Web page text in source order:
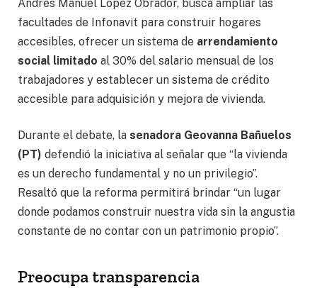
Andrés Manuel López Obrador, busca ampliar las
facultades de Infonavit para construir hogares
accesibles, ofrecer un sistema de arrendamiento
social limitado al 30% del salario mensual de los
trabajadores y establecer un sistema de crédito
accesible para adquisición y mejora de vivienda.
Durante el debate, la senadora Geovanna Bañuelos
(PT) defendió la iniciativa al señalar que “la vivienda
es un derecho fundamental y no un privilegio”.
Resaltó que la reforma permitirá brindar “un lugar
donde podamos construir nuestra vida sin la angustia
constante de no contar con un patrimonio propio”.
Preocupa transparencia